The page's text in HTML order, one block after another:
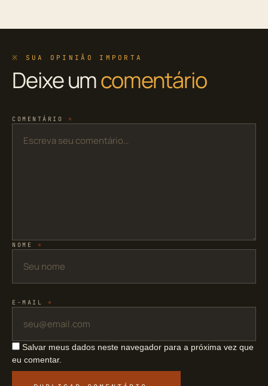
※ SUA OPINIÃO IMPORTA
Deixe umcomentário
COMENTÁRIO *
NOME *
E-MAIL *
Salvar meus dados neste navegador para a próxima vez que
eu comentar.